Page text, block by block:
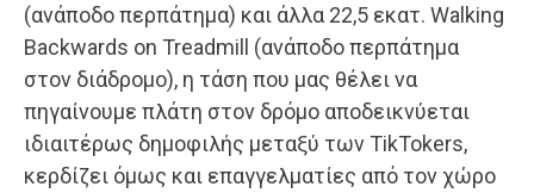
(ανάποδο περπάτημα) και άλλα 22,5 εκατ. Walking
Backwards on Treadmill (ανάποδο περπάτημα
στον διάδρομο), η τάση που μας θέλει να
πηγαίνουμε πλάτη στον δρόμο αποδεικνύεται
ιδιαιτέρως δημοφιλής μεταξύ των TikTokers,
κερδίζει όμως και επαγγελματίες από τον χώρο